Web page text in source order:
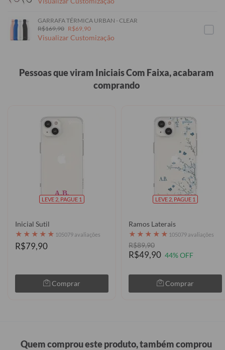
GARRAFA TÉRMICA URBAN - CLEAR
R$169,90 R$69,90
Visualizar Customização
Pessoas que viram Iniciais Com Faixa, acabaram
comprando
LEVE 2, PAGUE 1
Inicial Sutil
★ ★ ★ ★ ★ 105079 avaliações
R$79,90
Comprar
LEVE 2, PAGUE 1
Ramos Laterais
★ ★ ★ ★ ★ 105079 avaliações
R$89,90
R$49,90 44% OFF
Comprar
Quem comprou este produto, também comprou